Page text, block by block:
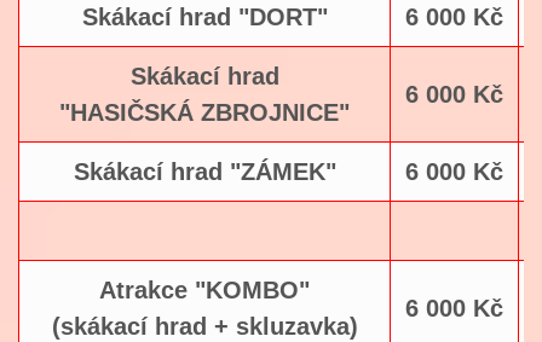
Skákací hrad "DORT" 6 000 Kč
Skákací hrad
"HASIČSKÁ ZBROJNICE"
6 000 Kč
Skákací hrad "ZÁMEK" 6 000 Kč
Atrakce "KOMBO"
(skákací hrad + skluzavka)
6 000 Kč